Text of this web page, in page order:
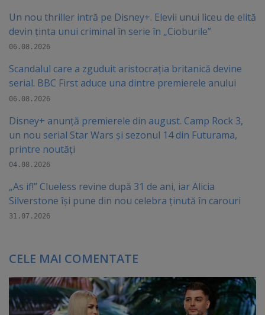
Un nou thriller intră pe Disney+. Elevii unui liceu de elită
devin ținta unui criminal în serie în „Cioburile”
06.08.2026
Scandalul care a zguduit aristocrația britanică devine
serial. BBC First aduce una dintre premierele anului
06.08.2026
Disney+ anunță premierele din august. Camp Rock 3,
un nou serial Star Wars și sezonul 14 din Futurama,
printre noutăți
04.08.2026
„As if!” Clueless revine după 31 de ani, iar Alicia
Silverstone își pune din nou celebra ținută în carouri
31.07.2026
CELE MAI COMENTATE